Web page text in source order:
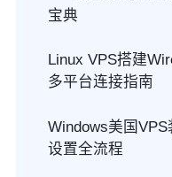
宝典
Linux VPS搭建
多平台连接指南
Windows美国
设置全流程